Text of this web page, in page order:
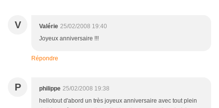
V Valérie 25/02/2008 19:40
Joyeux anniversaire !!!
Répondre
P philippe 25/02/2008 19:38
hellotout d'abord un très joyeux anniversaire avec tout plein